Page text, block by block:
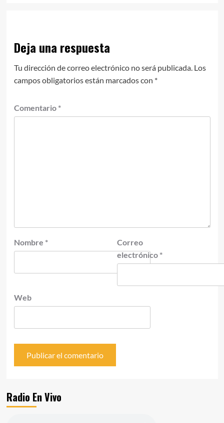
Deja una respuesta
Tu dirección de correo electrónico no será publicada. Los
campos obligatorios están marcados con *
Comentario *
Nombre *
Correo
electrónico *
Web
Radio En Vivo